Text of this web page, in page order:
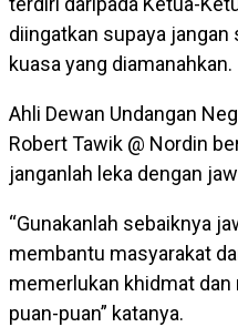
diingatkan supaya
kuasa yang diamanahkan.
Ahli Dewan Undangan
Robert Tawik @ Nordin
janganlah leka dengan
“Gunakanlah sebaiknya
membantu masyarakat
memerlukan khidmat dan
puan-puan” katanya.